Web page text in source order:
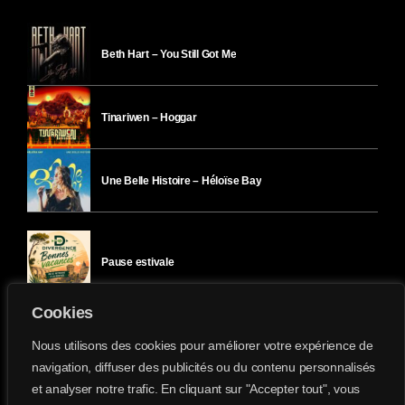
Cookies
Nous utilisons des cookies pour améliorer votre expérience de
navigation, diffuser des publicités ou du contenu personnalisés
et analyser notre trafic. En cliquant sur "Accepter tout", vous
Beth Hart – You Still Got Me
Tinariwen – Hoggar
Une Belle Histoire – Héloïse Bay
Pause estivale
Ici l’Ombre – mardi 28 juillet